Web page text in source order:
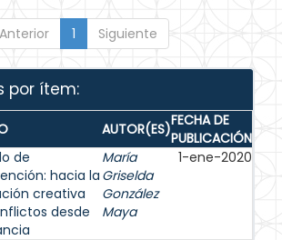
Anterior 1 Siguiente
por ítem:
AUTOR(ES)FECHA DE
PUBLICACIÓN
de
hacia la
creativa
desde
María
Griselda
González
Maya
1-ene-2020